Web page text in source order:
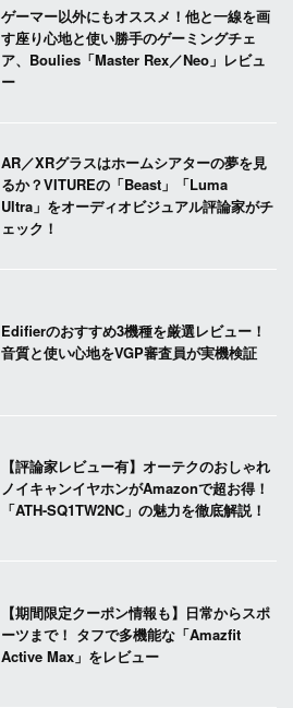
ゲーマー以外にもオススメ！他と一線を画
す座り心地と使い勝手のゲーミングチェ
ア、Boulies「Master Rex／Neo」レビュ
ー
AR／XRグラスはホームシアターの夢を見
るか？VITUREの「Beast」「Luma
Ultra」をオーディオビジュアル評論家がチ
ェック！
Edifierのおすすめ3機種を厳選レビュー！
音質と使い心地をVGP審査員が実機検証
【評論家レビュー有】オーテクのおしゃれ
ノイキャンイヤホンがAmazonで超お得！
「ATH-SQ1TW2NC」の魅力を徹底解説！
【期間限定クーポン情報も】日常からスポ
ーツまで！ タフで多機能な「Amazfit
Active Max」をレビュー